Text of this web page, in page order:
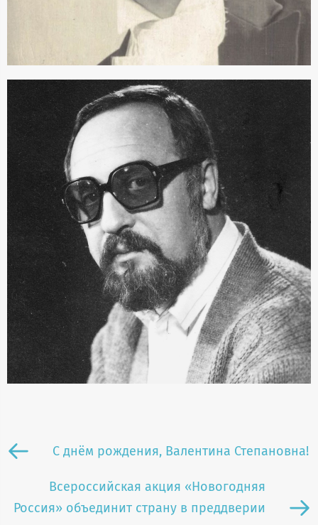
С днём рождения, Валентина Степановна!
Всероссийская акция «Новогодняя
Россия» объединит страну в преддверии